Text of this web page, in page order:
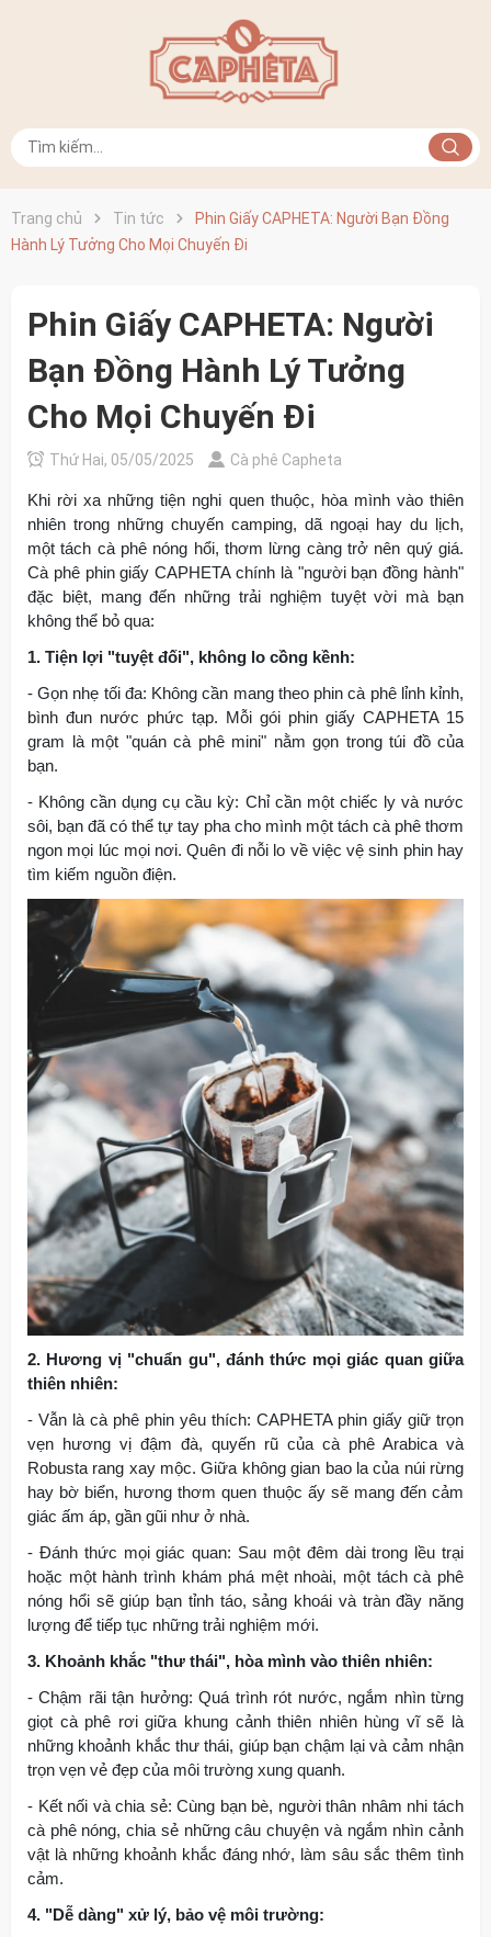
Trang chủ Tin tức
Phin Giấy CAPHETA: Người Bạn Đồng
Hành Lý Tưởng Cho Mọi Chuyến Đi
Phin Giấy CAPHETA: Người
Bạn Đồng Hành Lý Tưởng
Cho Mọi Chuyến Đi
Thứ Hai, 05/05/2025 Cà phê Capheta
Khi rời xa những tiện nghi quen thuộc, hòa mình vào thiên
nhiên trong những chuyến camping, dã ngoại hay du lịch,
một tách cà phê nóng hổi, thơm lừng càng trở nên quý giá.
Cà phê phin giấy CAPHETA chính là "người bạn đồng hành"
đặc biệt, mang đến những trải nghiệm tuyệt vời mà bạn
không thể bỏ qua:
1. Tiện lợi "tuyệt đối", không lo cồng kềnh:
- Gọn nhẹ tối đa: Không cần mang theo phin cà phê lỉnh kỉnh,
bình đun nước phức tạp. Mỗi gói phin giấy CAPHETA 15
gram là một "quán cà phê mini" nằm gọn trong túi đồ của
bạn.
- Không cần dụng cụ cầu kỳ: Chỉ cần một chiếc ly và nước
sôi, bạn đã có thể tự tay pha cho mình một tách cà phê thơm
ngon mọi lúc mọi nơi. Quên đi nỗi lo về việc vệ sinh phin hay
tìm kiếm nguồn điện.
2. Hương vị "chuẩn gu", đánh thức mọi giác quan giữa
thiên nhiên:
- Vẫn là cà phê phin yêu thích: CAPHETA phin giấy giữ trọn
vẹn hương vị đậm đà, quyến rũ của cà phê Arabica và
Robusta rang xay mộc. Giữa không gian bao la của núi rừng
hay bờ biển, hương thơm quen thuộc ấy sẽ mang đến cảm
giác ấm áp, gần gũi như ở nhà.
- Đánh thức mọi giác quan: Sau một đêm dài trong lều trại
hoặc một hành trình khám phá mệt nhoài, một tách cà phê
nóng hổi sẽ giúp bạn tỉnh táo, sảng khoái và tràn đầy năng
lượng để tiếp tục những trải nghiệm mới.
3. Khoảnh khắc "thư thái", hòa mình vào thiên nhiên:
- Chậm rãi tận hưởng: Quá trình rót nước, ngắm nhìn từng
giọt cà phê rơi giữa khung cảnh thiên nhiên hùng vĩ sẽ là
những khoảnh khắc thư thái, giúp bạn chậm lại và cảm nhận
trọn vẹn vẻ đẹp của môi trường xung quanh.
- Kết nối và chia sẻ: Cùng bạn bè, người thân nhâm nhi tách
cà phê nóng, chia sẻ những câu chuyện và ngắm nhìn cảnh
vật là những khoảnh khắc đáng nhớ, làm sâu sắc thêm tình
cảm.
4. "Dễ dàng" xử lý, bảo vệ môi trường: